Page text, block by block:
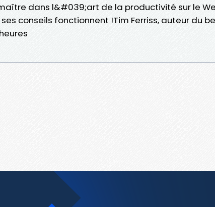
dans l&#039;art de la productivité sur le
conseils fonctionnent !Tim Ferriss, auteur du